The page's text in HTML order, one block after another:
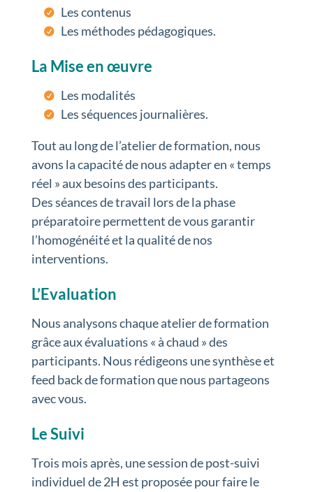
Les contenus
Les méthodes pédagogiques.
La Mise en œuvre
Les modalités
Les séquences journalières.
Tout au long de l’atelier de formation, nous
avons la capacité de nous adapter en « temps
réel » aux besoins des participants.
Des séances de travail lors de la phase
préparatoire permettent de vous garantir
l’homogénéité et la qualité de nos
interventions.
L’Evaluation
Nous analysons chaque atelier de formation
grâce aux évaluations « à chaud » des
participants. Nous rédigeons une synthèse et
feed back de formation que nous partageons
avec vous.
Le Suivi
Trois mois après, une session de post-suivi
individuel de 2H est proposée pour faire le